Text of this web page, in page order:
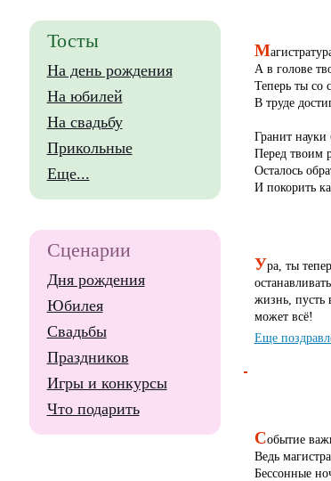
М
А в голове
Теперь ты со
В труде
Гранит
Перед твоим
Осталось
И покорить
Ура, ты
жизнь, пусть
может всё!
Еще
Событие
Ведь
Бессонные
Тосты
На день рождения
На юбилей
На свадьбу
Прикольные
Еще...
Сценарии
Дня рождения
Юбилея
Свадьбы
Праздников
Игры и конкурсы
Что подарить